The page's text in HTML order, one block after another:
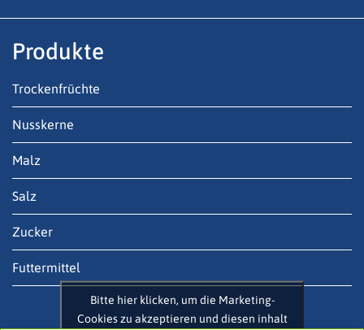
Produkte
Trockenfrüchte
Nusskerne
Malz
Salz
Zucker
Futtermittel
Bitte hier klicken, um die Marketing-
Cookies zu akzeptieren und diesen inhalt